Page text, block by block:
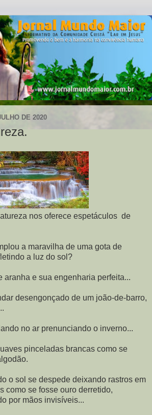
DE 2020
nos oferece espetáculos de
a maravilha de uma gota de
a luz do sol?
aranha e sua engenharia perfeita...
desengonçado de um joão-de-barro,
no ar prenunciando o inverno...
pinceladas brancas como se
o sol se despede deixando rastros em
como se fosse ouro derretido,
por mãos invisíveis...